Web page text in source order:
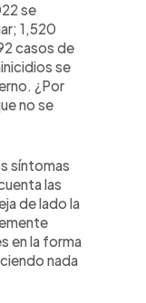
se
1,520
casos de
se
¿Por
no se
síntomas
las
de lado la
en la forma
nada